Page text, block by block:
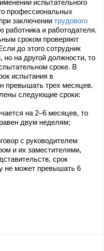
испытательного
профессиональных
заключении трудового
работника и работодателя.
сроком проверяют
до этого сотрудник
но на другой должности, то
сроке. В
испытания в
превышать трех месяцев.
следующие сроки:
на 2–6 месяцев, то
двум неделям;
с руководителем
и их заместителями,
срок
не может превышать 6